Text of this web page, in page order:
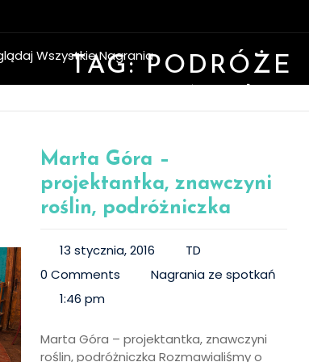
Wszystkie Nagrania
TAG:PODRÓŻE
Marta Góra –
projektantka, znawczyni
roślin, podróżniczka
13 stycznia, 2016
TD
0 Comments
Nagrania ze spotkań
1:46 pm
Marta Góra – projektantka, znawczyni
roślin, podróżniczka Rozmawialiśmy o